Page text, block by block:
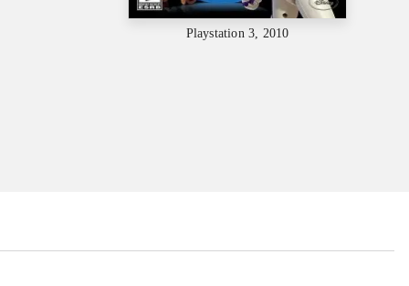
Playstation 3, 2010